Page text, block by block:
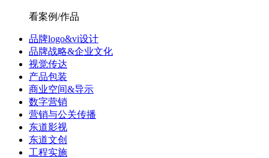
看案例/作品
品牌logo&vi设计
品牌战略&企业文化
视觉传达
产品包装
商业空间&导示
数字营销
营销与公关传播
东道影视
东道文创
工程实施